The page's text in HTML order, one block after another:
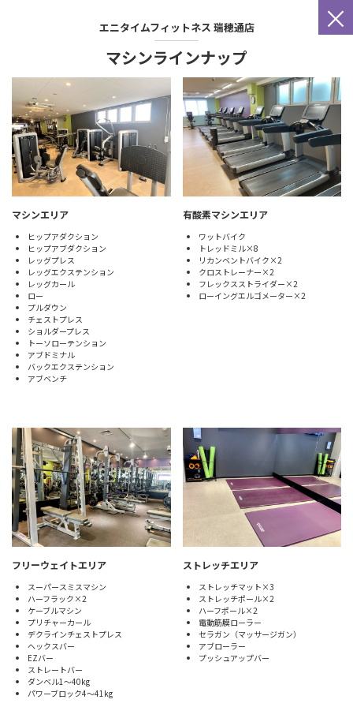
×
エニタイムフィットネス 瑞穂通店
マシンラインナップ
マシンエリア
ヒップアダクション
ヒップアブダクション
レッグプレス
レッグエクステンション
レッグカール
ロー
プルダウン
チェストプレス
ショルダープレス
トーソローテンション
アブドミナル
バックエクステンション
アブベンチ
有酸素マシンエリア
ワットバイク
トレッドミル×8
リカンベントバイク×2
クロストレーナー×2
フレックスストライダー×2
ローイングエルゴメーター×2
フリーウェイトエリア
スーパースミスマシン
ハーフラック×2
ケーブルマシン
プリチャーカール
デクラインチェストプレス
ヘックスバー
EZバー
ストレートバー
ダンベル1〜40kg
パワーブロック4〜41kg
ストレッチエリア
ストレッチマット×3
ストレッチポール×2
ハーフポール×2
電動筋膜ローラー
セラガン（マッサージガン）
アブローラー
プッシュアップバー